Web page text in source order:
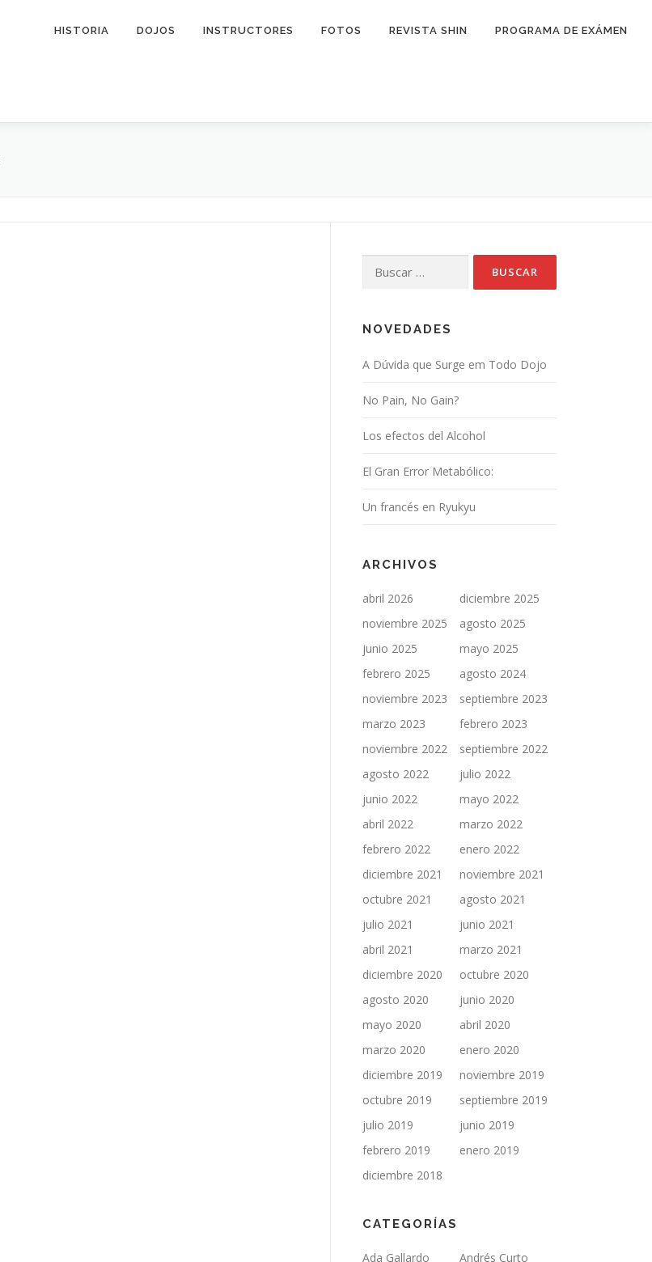
HISTORIA DOJOS INSTRUCTORES FOTOS REVISTA SHIN PROGRAMA DE EXÁMEN
NOVEDADES
A Dúvida que Surge em Todo Dojo
No Pain, No Gain?
Los efectos del Alcohol
El Gran Error Metabólico:
Un francés en Ryukyu
ARCHIVOS
abril 2026
diciembre 2025
noviembre 2025
agosto 2025
junio 2025
mayo 2025
febrero 2025
agosto 2024
noviembre 2023
septiembre 2023
marzo 2023
febrero 2023
noviembre 2022
septiembre 2022
agosto 2022
julio 2022
junio 2022
mayo 2022
abril 2022
marzo 2022
febrero 2022
enero 2022
diciembre 2021
noviembre 2021
octubre 2021
agosto 2021
julio 2021
junio 2021
abril 2021
marzo 2021
diciembre 2020
octubre 2020
agosto 2020
junio 2020
mayo 2020
abril 2020
marzo 2020
enero 2020
diciembre 2019
noviembre 2019
octubre 2019
septiembre 2019
julio 2019
junio 2019
febrero 2019
enero 2019
diciembre 2018
CATEGORÍAS
Ada Gallardo
Andrés Curto